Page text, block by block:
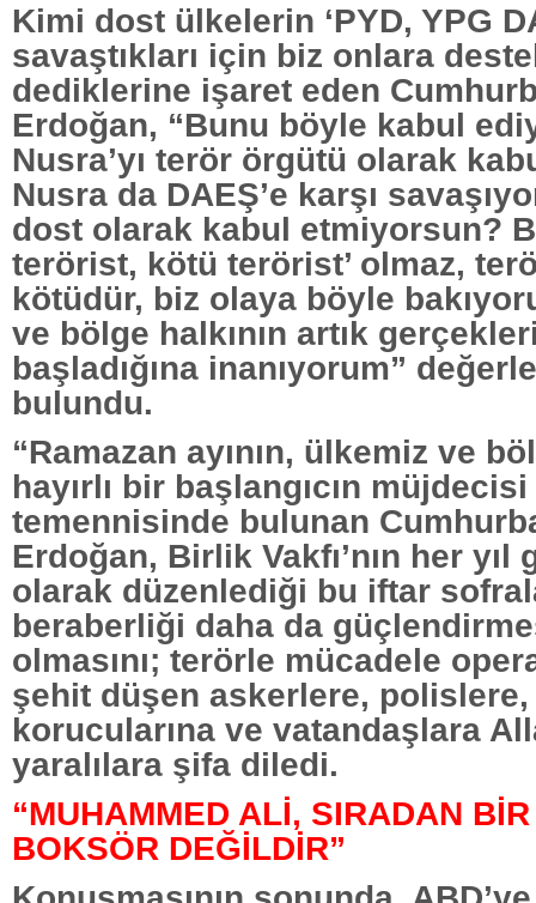
Kimi dost ülkelerin ‘PYD, YPG
savaştıkları için biz onlara
dediklerine işaret eden
Erdoğan, “Bunu böyle kabul
Nusra’yı terör örgütü olarak
Nusra da DAEŞ’e karşı
dost olarak kabul etmiyorsun?
terörist, kötü terörist’ olmaz,
kötüdür, biz olaya böyle
ve bölge halkının artık
başladığına inanıyorum”
bulundu.
“Ramazan ayının, ülkemiz ve
hayırlı bir başlangıcın müjdecisi
temennisinde bulunan
Erdoğan, Birlik Vakfı’nın her yıl
olarak düzenlediği bu iftar
beraberliği daha da
olmasını; terörle mücadele
şehit düşen askerlere,
korucularına ve vatandaşlara
yaralılara şifa diledi.
“MUHAMMED ALİ, SIRADAN
BOKSÖR DEĞİLDİR”